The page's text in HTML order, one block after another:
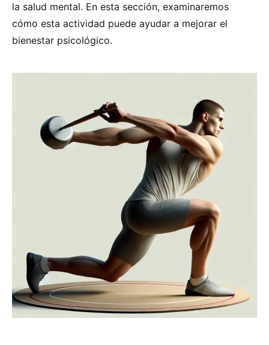
la salud mental. En esta sección, examinaremos
cómo esta actividad puede ayudar a mejorar el
bienestar psicológico.